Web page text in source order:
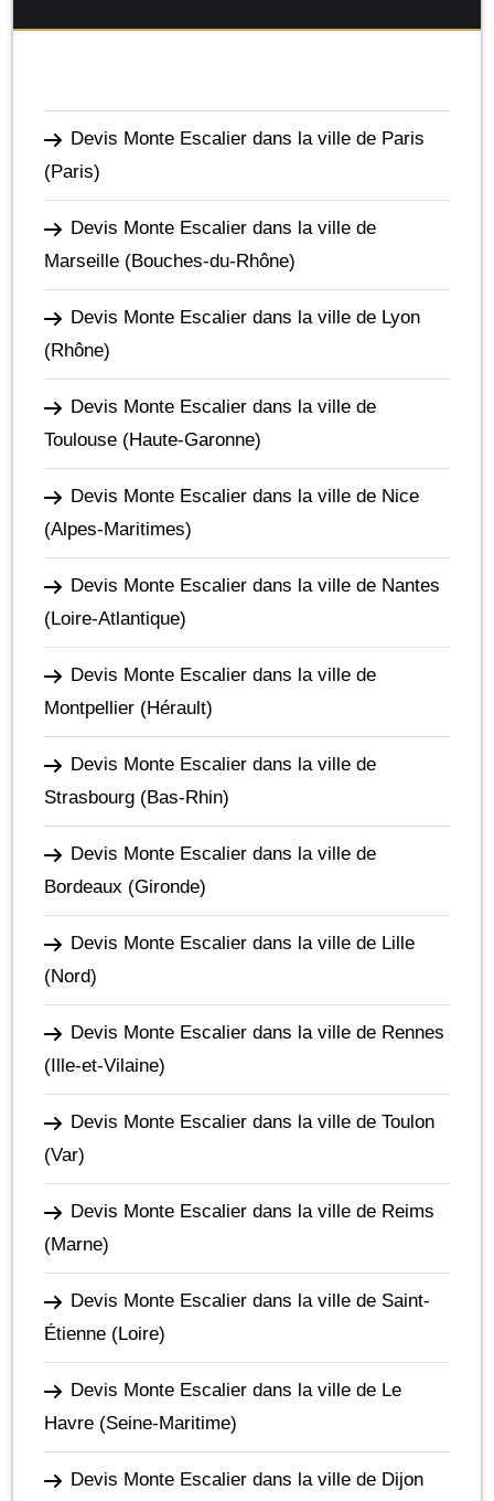
Devis Monte Escalier dans la ville de Paris
(Paris)
Devis Monte Escalier dans la ville de
Marseille (Bouches-du-Rhône)
Devis Monte Escalier dans la ville de Lyon
(Rhône)
Devis Monte Escalier dans la ville de
Toulouse (Haute-Garonne)
Devis Monte Escalier dans la ville de Nice
(Alpes-Maritimes)
Devis Monte Escalier dans la ville de Nantes
(Loire-Atlantique)
Devis Monte Escalier dans la ville de
Montpellier (Hérault)
Devis Monte Escalier dans la ville de
Strasbourg (Bas-Rhin)
Devis Monte Escalier dans la ville de
Bordeaux (Gironde)
Devis Monte Escalier dans la ville de Lille
(Nord)
Devis Monte Escalier dans la ville de Rennes
(Ille-et-Vilaine)
Devis Monte Escalier dans la ville de Toulon
(Var)
Devis Monte Escalier dans la ville de Reims
(Marne)
Devis Monte Escalier dans la ville de Saint-
Étienne (Loire)
Devis Monte Escalier dans la ville de Le
Havre (Seine-Maritime)
Devis Monte Escalier dans la ville de Dijon